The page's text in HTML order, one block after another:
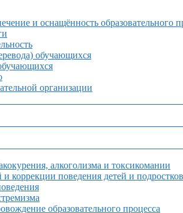
и оснащённость образовательного
обучающихся
организации
алкоголизма и токсикомании
коррекции поведения детей и
образовательного процесса